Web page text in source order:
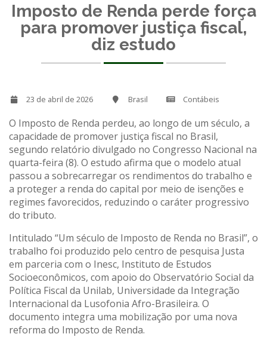
Imposto de Renda perde força
para promover justiça fiscal,
diz estudo
23 de abril de 2026 Brasil Contábeis
O Imposto de Renda perdeu, ao longo de um século, a
capacidade de promover justiça fiscal no Brasil,
segundo relatório divulgado no Congresso Nacional na
quarta-feira (8). O estudo afirma que o modelo atual
passou a sobrecarregar os rendimentos do trabalho e
a proteger a renda do capital por meio de isenções e
regimes favorecidos, reduzindo o caráter progressivo
do tributo.
Intitulado “Um século de Imposto de Renda no Brasil”, o
trabalho foi produzido pelo centro de pesquisa Justa
em parceria com o Inesc, Instituto de Estudos
Socioeconômicos, com apoio do Observatório Social da
Política Fiscal da Unilab, Universidade da Integração
Internacional da Lusofonia Afro-Brasileira. O
documento integra uma mobilização por uma nova
reforma do Imposto de Renda.